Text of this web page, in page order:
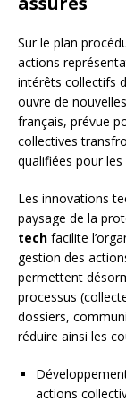
Sur le plan
actions
intérêts collectifs
ouvre de
français, prévue
collectives
qualifiées pour les
Les innovations
paysage de la
tech facilite
gestion des
permettent
processus
dossiers,
réduire ainsi les
actions